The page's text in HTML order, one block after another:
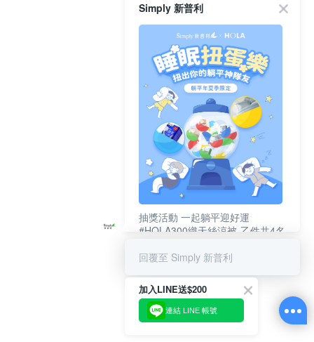
Simply 新普利
抽獎活動 一起躺平迎好運
#HOLA300織天絲涼被-乙件共4名
回覆至 Simply 新普利
加入LINE送$200
連結 LINE 帳號